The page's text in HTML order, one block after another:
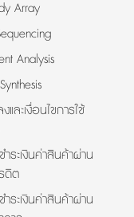
Array
Analysis
ละเงื่อนไขการใช้
ำระเงินค่าสินค้าผ่าน
ดิต
ำระเงินค่าสินค้าผ่าน